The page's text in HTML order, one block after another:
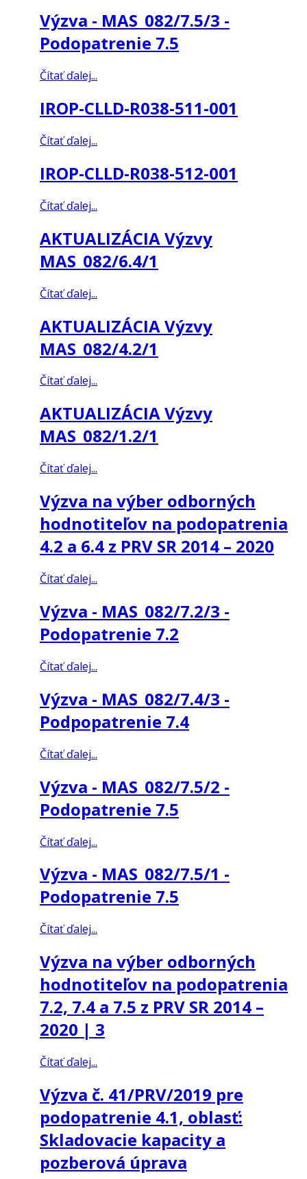
Výzva - MAS_082/7.5/3 -
Podopatrenie 7.5
Čítať ďalej...
IROP-CLLD-R038-511-001
Čítať ďalej...
IROP-CLLD-R038-512-001
Čítať ďalej...
AKTUALIZÁCIA Výzvy
MAS_082/6.4/1
Čítať ďalej...
AKTUALIZÁCIA Výzvy
MAS_082/4.2/1
Čítať ďalej...
AKTUALIZÁCIA Výzvy
MAS_082/1.2/1
Čítať ďalej...
Výzva na výber odborných
hodnotiteľov na podopatrenia
4.2 a 6.4 z PRV SR 2014 – 2020
Čítať ďalej...
Výzva - MAS_082/7.2/3 -
Podopatrenie 7.2
Čítať ďalej...
Výzva - MAS_082/7.4/3 -
Podpopatrenie 7.4
Čítať ďalej...
Výzva - MAS_082/7.5/2 -
Podopatrenie 7.5
Čítať ďalej...
Výzva - MAS_082/7.5/1 -
Podopatrenie 7.5
Čítať ďalej...
Výzva na výber odborných
hodnotiteľov na podopatrenia
7.2, 7.4 a 7.5 z PRV SR 2014 –
2020 | 3
Čítať ďalej...
Výzva č. 41/PRV/2019 pre
podopatrenie 4.1, oblasť:
Skladovacie kapacity a
pozberová úprava